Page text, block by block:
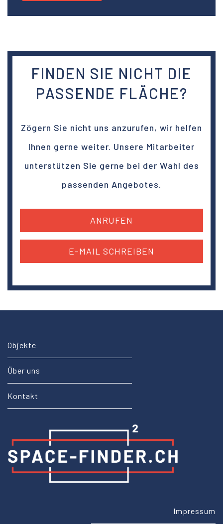
FINDEN SIE NICHT DIE
PASSENDE FLÄCHE?
Zögern Sie nicht uns anzurufen, wir helfen
Ihnen gerne weiter. Unsere Mitarbeiter
unterstützen Sie gerne bei der Wahl des
passenden Angebotes.
ANRUFEN
E-MAIL SCHREIBEN
Objekte
Über uns
Kontakt
Impressum